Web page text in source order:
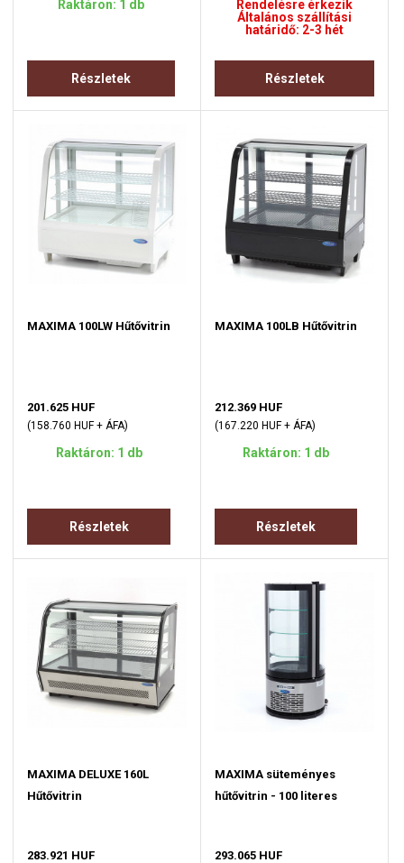
Raktáron: 1 db
Részletek
Rendelésre érkezik
Általános szállítási
határidő: 2-3 hét
Részletek
MAXIMA 100LW Hűtővitrin
201.625 HUF
(158.760 HUF + ÁFA)
Raktáron: 1 db
Részletek
MAXIMA 100LB Hűtővitrin
212.369 HUF
(167.220 HUF + ÁFA)
Raktáron: 1 db
Részletek
MAXIMA DELUXE 160L
Hűtővitrin
283.921 HUF
MAXIMA süteményes
hűtővitrin - 100 literes
293.065 HUF